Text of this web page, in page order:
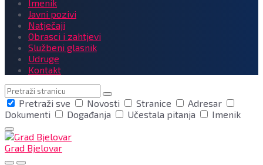
Imenik
Javni pozivi
Natječaji
Obrasci i zahtjevi
Službeni glasnik
Udruge
Kontakt
Pretraga
Pretraži sve
Novosti Stranice
Adresar
Dokumenti
Događanja Učestala pitanja Imenik
Grad Bjelovar